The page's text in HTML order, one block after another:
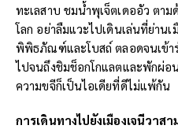
ทะเลสาบ ชมน้ำพุเจ็ตเดออัว ตา
โลก อย่าลืมแวะไปเดินเล่นที่ย่านเ
พิพิธภัณฑ์และโบสถ์ ตลอดจนเข้า
ไปจนถึงชิมช็อกโกแลตและพักผ่อ
ความขจีก็เป็นไอเดียที่ดีไม่แพ้กัน
การเดินทางไปยังเมืองเจนีวา